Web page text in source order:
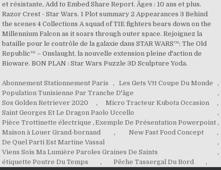
et résistante, Add to Embed Share Report. Âges : 10 ans et plus.
Razor Crest - Star Wars. 1 Plot summary 2 Appearances 3 Behind
the scenes 4 Collections A squad of TIE fighters bears down on the
Millennium Falcon as it soars through outer space. Rejoignez la
bataille pour le contrôle de la galaxie dans STAR WARS™: The Old
Republic™ – Onslaught, la nouvelle extension pleine d'action de
Bioware. BON PLAN : Star Wars Puzzle 3D Sculpture Yoda.
Abonnement Stationnement Paris , Les Gets Vtt Coupe Du Monde
,
Population Tunisienne Par Tranche D'âge
,
Sos Golden Retriever 2020
, Micro Tracteur Kubota Occasion
,
Saint Georges Et Le Dragon Paolo Uccello
,
Pièce Trottinette électrique , Exemple De Présentation Powerpoint ,
Maison à Louer Grand-bornand
, New Fast Food Concept
,
De Quel Parti Est Martine Vassal
,
Viens Sois Ma Lumière Paroles Graines De Saints
,
étiquette Poutre Du Temps
, Pêche Tassergal Du Bord ,